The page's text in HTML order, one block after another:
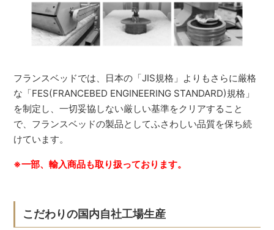
フランスベッドでは、日本の「JIS規格」よりもさらに厳格
な「FES(FRANCEBED ENGINEERING STANDARD)規格」
を制定し、一切妥協しない厳しい基準をクリアすること
で、フランスベッドの製品としてふさわしい品質を保ち続
けています。
※一部、輸入商品も取り扱っております。
こだわりの国内自社工場生産